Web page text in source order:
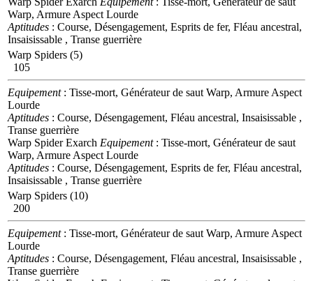
Warp, Armure Aspect Lourde
Aptitudes : Course, Désengagement, Esprits de fer, Fléau ancestral,
Insaisissable , Transe guerrière
Warp Spiders (5)
105
Equipement: Tisse-mort, Générateur de saut Warp, Armure Aspect
Lourde
Aptitudes : Course, Désengagement, Fléau ancestral, Insaisissable ,
Transe guerrière
Warp Spider Exarch Equipement: Tisse-mort, Générateur de saut
Warp, Armure Aspect Lourde
Aptitudes : Course, Désengagement, Esprits de fer, Fléau ancestral,
Insaisissable , Transe guerrière
Warp Spiders (10)
200
Equipement: Tisse-mort, Générateur de saut Warp, Armure Aspect
Lourde
Aptitudes : Course, Désengagement, Fléau ancestral, Insaisissable ,
Transe guerrière